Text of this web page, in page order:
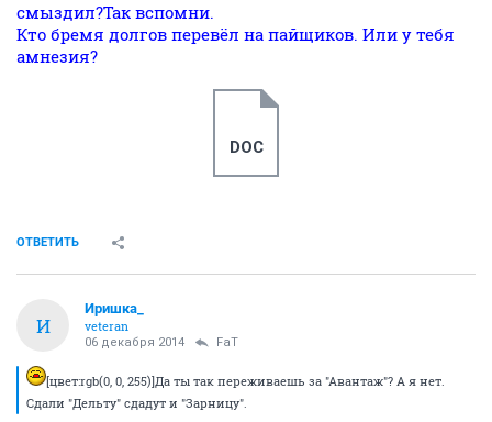
смыздил?Так вспомни.
Кто бремя долгов перевёл на пайщиков. Или у тебя
амнезия?
DOC
ОТВЕТИТЬ
И
Иришка_
veteran
06 декабря 2014 FaT
[цвет:rgb(0, 0, 255)]Да ты так переживаешь за "Авантаж"? А я нет.
Сдали "Дельту" сдадут и "Зарницу".